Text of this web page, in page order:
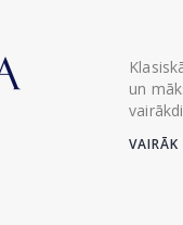
un
VAIRĀK